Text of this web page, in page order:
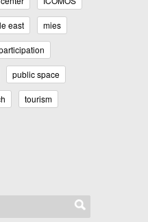
east mies
public space
tourism